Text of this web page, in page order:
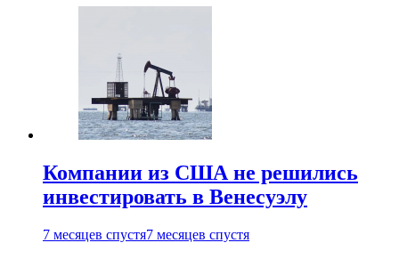
Компании из США не решились
инвестировать в Венесуэлу
7 месяцев спустя7 месяцев спустя